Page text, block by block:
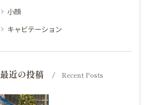
小顔
キャビテーション
最近の投稿 Recent Posts